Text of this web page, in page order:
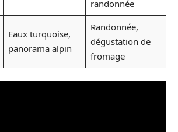
randonnée
Eaux turquoise,
panorama alpin
Randonnée,
dégustation de
fromage